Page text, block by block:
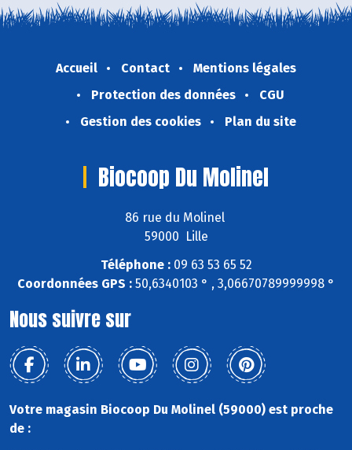
Accueil Contact
Mentions légales
Protection des données
CGU
Gestion des cookies
Plan du site
Biocoop Du Molinel
86 rue du Molinel
59000 Lille
Téléphone :09 63 53 65 52
Coordonnées GPS : 50,6340103 ° , 3,06670789999998 °
Nous suivre sur
Votre magasin Biocoop Du Molinel (59000) est proche
de :